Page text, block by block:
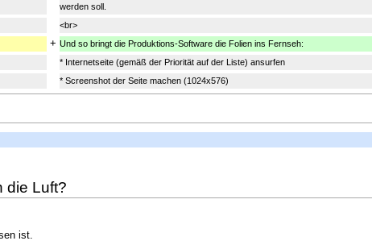
werden soll.
<br>
+ Und so bringt die Produktions-Software die Folien ins Fernseh:
* Internetseite (gemäß der Priorität auf der Liste) ansurfen
* Screenshot der Seite machen (1024x576)
die Luft?
ist.